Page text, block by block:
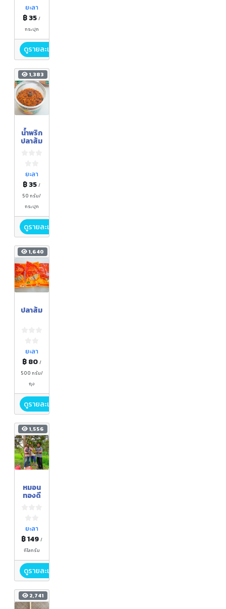
ยะลา
฿ 35/
กระปุก
ดูรายละเอียด
1,383
น้ำพริก
ปลาส้ม
ยะลา
฿ 35/
50 กรัม/
กระปุก
ดูรายละเอียด
1,640
ปลาส้ม
ยะลา
฿ 80 /
500 กรัม/
ถุง
ดูรายละเอียด
1,556
หมอน
ทองดี
ยะลา
฿ 149 /
กิโลกรัม
ดูรายละเอียด
2,741